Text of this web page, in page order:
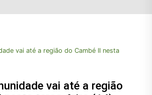
vai até a região do Cambé II nesta
vai até a região
de ferramentas